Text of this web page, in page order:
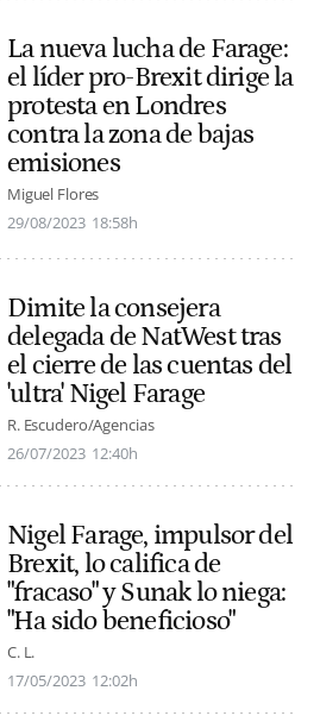
La nueva lucha de Farage:
el líder pro-Brexit dirige la
protesta en Londres
contra la zona de bajas
emisiones
Miguel Flores
29/08/2023 18:58h
Dimite la consejera
delegada de NatWest tras
el cierre de las cuentas del
'ultra' Nigel Farage
R. Escudero/Agencias
26/07/2023 12:40h
Nigel Farage, impulsor del
Brexit, lo califica de
"fracaso" y Sunak lo niega:
"Ha sido beneficioso"
C. L.
17/05/2023 12:02h